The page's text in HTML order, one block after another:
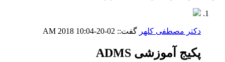
دکتر مصطفی کلهر گفت:: 02-20-2018
10:04 AM
پکیج آموزشی ADMS